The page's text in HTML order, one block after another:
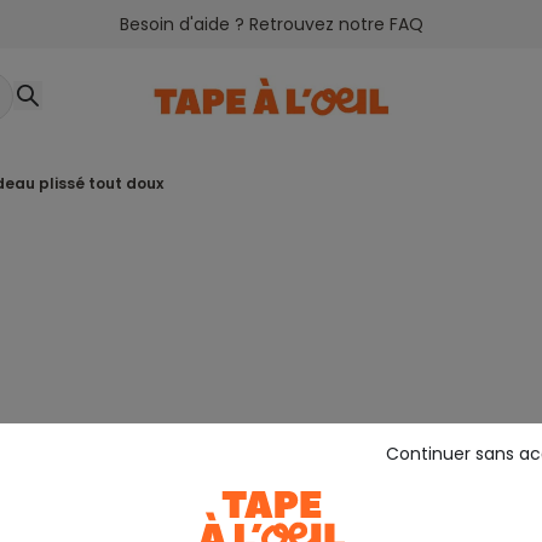
Besoin d'aide ? Retrouvez notre FAQ
plissé tout doux
Continuer sans